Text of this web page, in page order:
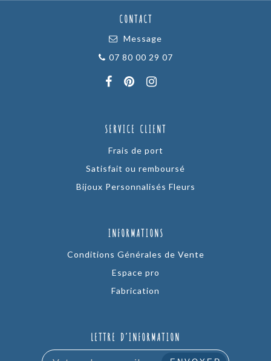
CONTACT
Message
07 80 00 29 07
SERVICE CLIENT
Frais de port
Satisfait ou remboursé
Bijoux Personnalisés Fleurs
INFORMATIONS
Conditions Générales de Vente
Espace pro
Fabrication
LETTRE D’INFORMATION